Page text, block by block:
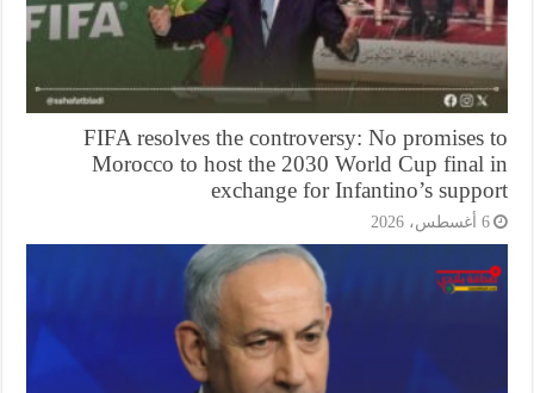
FIFA resolves the controversy: No
Morocco to host the 2030 World Cup
exchange for Infantino’s